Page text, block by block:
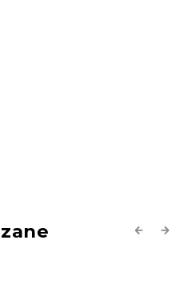
Previous
Next